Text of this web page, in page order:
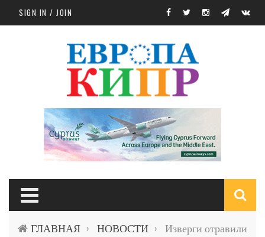
Skip to main content
SIGN IN / JOIN
ГЛАВНАЯ › НОВОСТИ ›
Изверги отравили